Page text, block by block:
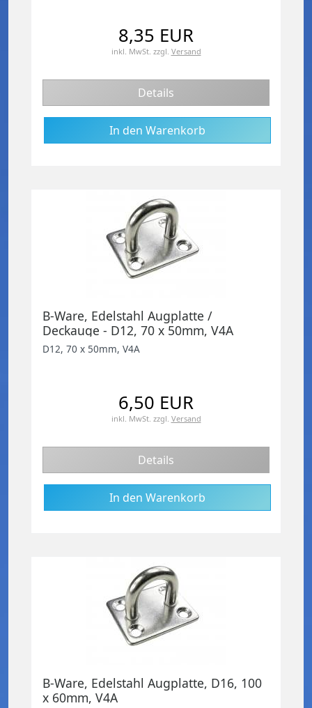
8,35 EUR
inkl. MwSt. zzgl. Versand
Details
B-Ware, Edelstahl Augplatte /
Deckauge - D12, 70 x 50mm, V4A
D12, 70 x 50mm, V4A
6,50 EUR
inkl. MwSt. zzgl. Versand
Details
B-Ware, Edelstahl Augplatte, D16, 100
x 60mm, V4A